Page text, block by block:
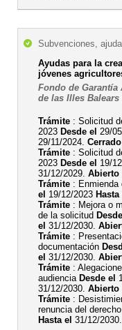
Subvenciones,
Ayudas para la
jóvenes
Fondo de Garantía
de las Illes Balears
Trámite : Solicitud
2023 Desde el 29/
29/11/2024. Cerrado
Trámite : Solicitud
2023 Desde el 19/
31/12/2029. Abierto
Trámite : Enmienda
el 19/12/2023 Hasta
Trámite : Mejora o
de la solicitud
el 31/12/2030.
Trámite :
documentación
el 31/12/2030.
Trámite :
audiencia Desde el
31/12/2030. Abierto
Trámite :
renuncia del derecho
Hasta el 31/12/2030.